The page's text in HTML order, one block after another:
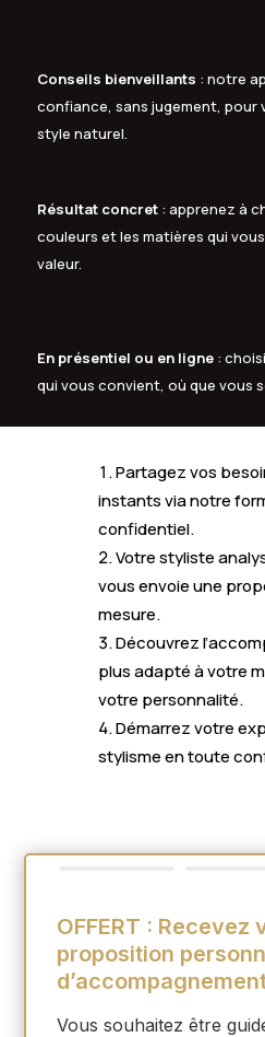
Conseils bienveillants : notre
confiance, sans jugement, pour
style naturel.
Résultat concret: apprenez à
couleurs et les matières qui
valeur.
En présentiel ou en ligne:
qui vous convient, où que vous
Partagez vos
instants via notre
confidentiel.
Votre styliste
vous envoie une
mesure.
Découvrez
plus adapté à votre
votre personnalité.
Démarrez votre
stylisme en toute